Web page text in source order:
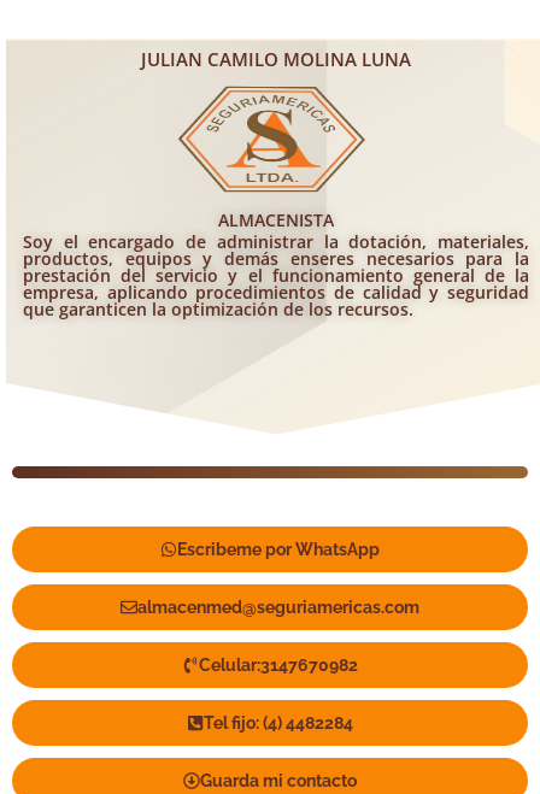
JULIAN CAMILO MOLINA LUNA
ALMACENISTA
Soy el encargado de administrar la dotación, materiales,
productos, equipos y demás enseres necesarios para la
prestación del servicio y el funcionamiento general de la
empresa, aplicando procedimientos de calidad y seguridad
que garanticen la optimización de los recursos.
Escribeme por WhatsApp
almacenmed@seguriamericas.com
Celular:3147670982
Tel fijo: (4) 4482284
Guarda mi contacto